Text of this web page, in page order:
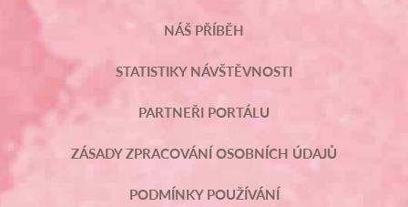
NÁŠ PŘÍBĚH
STATISTIKY NÁVŠTĚVNOSTI
PARTNEŘI PORTÁLU
ZÁSADY ZPRACOVÁNÍ OSOBNÍCH ÚDAJŮ
PODMÍNKY POUŽÍVÁNÍ